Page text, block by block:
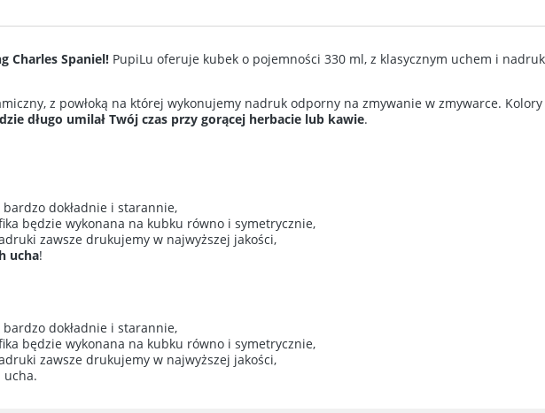
nie zawiera ewentualnych
Charles Spaniel! PupiLu oferuje kubek o pojemności 330 ml, z klasycznym uchem i
z powłoką na której wykonujemy nadruk odporny na zmywanie w zmywarce.
długo umilał Twój czas przy gorącej herbacie lub kawie.
dokładnie i starannie,
będzie wykonana na kubku równo i symetrycznie,
zawsze drukujemy w najwyższej jakości,
ucha!
dokładnie i starannie,
będzie wykonana na kubku równo i symetrycznie,
zawsze drukujemy w najwyższej jakości,